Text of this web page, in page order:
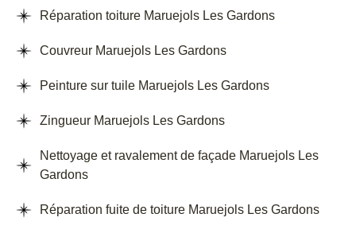
Réparation toiture Maruejols Les Gardons
Couvreur Maruejols Les Gardons
Peinture sur tuile Maruejols Les Gardons
Zingueur Maruejols Les Gardons
Nettoyage et ravalement de façade Maruejols Les
Gardons
Réparation fuite de toiture Maruejols Les Gardons